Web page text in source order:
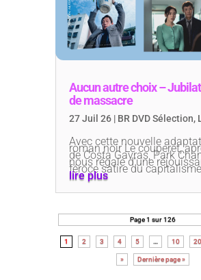
Aucun autre choix –
de massacre
27 Juil 26| BR DVD Sélection,
Avec cette nouvelle
roman noir Le couperet,
de Costa Gavras, Park
nous régale d’une
féroce satire du
lire plus
Page 1 sur 126
1 2 3 4 5 … 10 20
» Dernière page »